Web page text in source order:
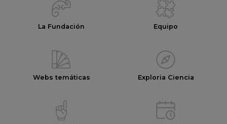
La Fundación Equipo
Webs temáticas Exploria Ciencia